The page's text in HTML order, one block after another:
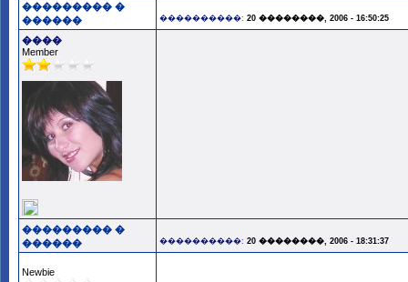
��������� �
������
����������: 20 ��������, 2006 - 16:50:25
����
Member
��������� �
������
����������: 20 ��������, 2006 - 18:31:37
Newbie